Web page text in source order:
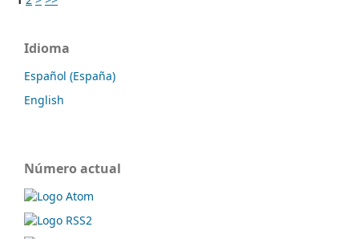
Idioma
Español (España)
English
Número actual